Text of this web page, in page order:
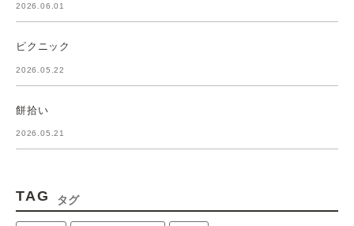
2026.06.01
ピクニック
2026.05.22
餅拾い
2026.05.21
TAG タグ